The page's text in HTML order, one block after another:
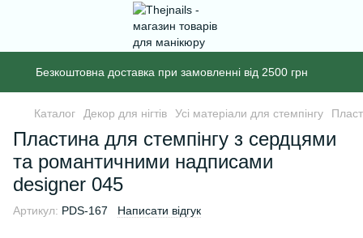
Безкоштовна доставка при замовленні від 2500 грн
Каталог Декор для нігтів Усі матеріали для стемпінгу
Пластина для стемпінгу з сердцями
та романтичними надписами
designer 045
Артикул: PDS-167 Написати відгук